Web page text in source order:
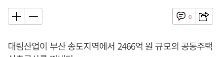
0
대림산업이 부산 송도지역에서 2466억 원 규모의 공동주택